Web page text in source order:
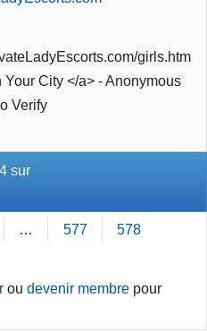
girls.html>
Your City </a> - Anonymous
Verify
sur
… 577
578
oudevenir membre pour